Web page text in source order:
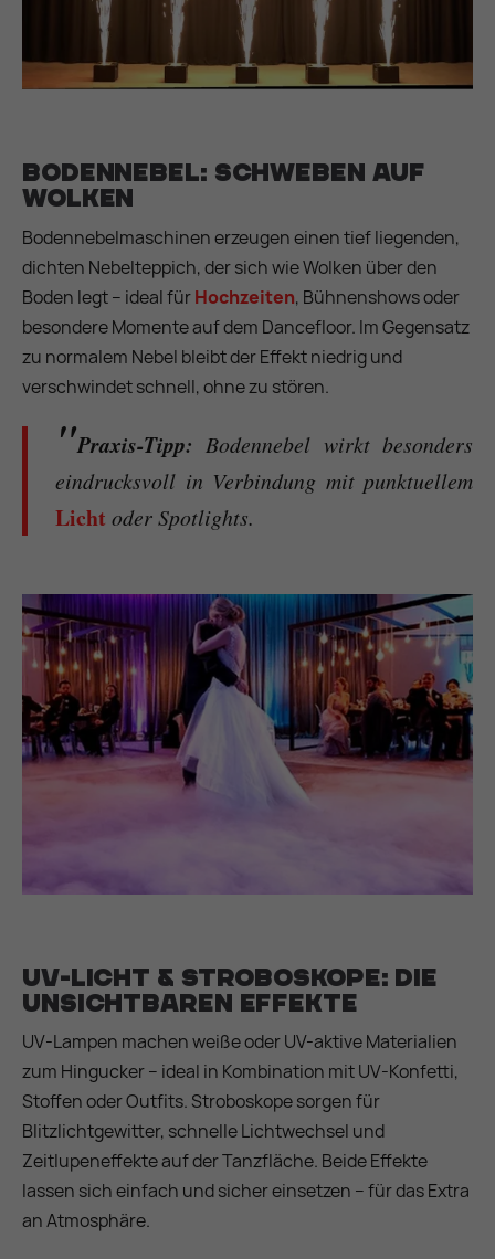
Bodennebel: Schweben auf
Wolken
Bodennebelmaschinen erzeugen einen tief liegenden,
dichten Nebelteppich, der sich wie Wolken über den
Boden legt – ideal fürHochzeiten, Bühnenshows oder
besondere Momente auf dem Dancefloor. Im Gegensatz
zu normalem Nebel bleibt der Effekt niedrig und
verschwindet schnell, ohne zu stören.
Praxis-Tipp: Bodennebel wirkt besonders
eindrucksvoll in Verbindung mit punktuellem
Licht oder Spotlights.
UV-Licht & Stroboskope: Die
unsichtbaren Effekte
UV-Lampen machen weiße oder UV-aktive Materialien
zum Hingucker – ideal in Kombination mit UV-Konfetti,
Stoffen oder Outfits. Stroboskope sorgen für
Blitzlichtgewitter, schnelle Lichtwechsel und
Zeitlupeneffekte auf der Tanzfläche. Beide Effekte
lassen sich einfach und sicher einsetzen – für das Extra
an Atmosphäre.